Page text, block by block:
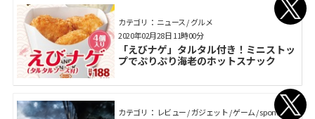
カテゴリ： ニュース / グルメ
「えびナゲ」タルタル付き！ミニストッ
プでぷりぷり海老のホットスナック
2020年02月28日 11時00分
カテゴリ： レビュー / ガジェット / ゲーム / sponsored